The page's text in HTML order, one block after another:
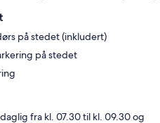
på stedet (inkludert)
på stedet
fra kl. 07.30 til kl. 09.30 og